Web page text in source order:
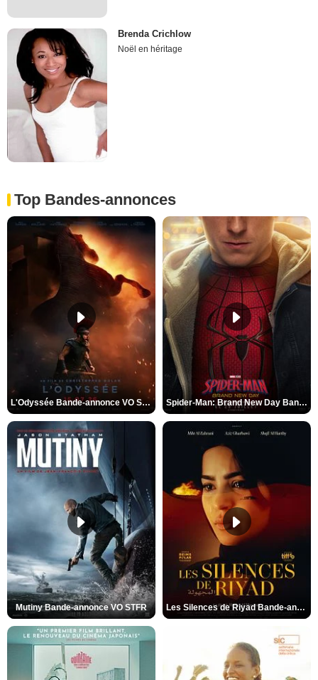
Brenda Crichlow
Noël en héritage
Top Bandes-annonces
L'Odyssée Bande-annonce VO STFR Spider-Man: Brand New Day Bande-annonce VO STFR
Mutiny Bande-annonce VO STFR Les Silences de Riyad Bande-annonce VO STFR